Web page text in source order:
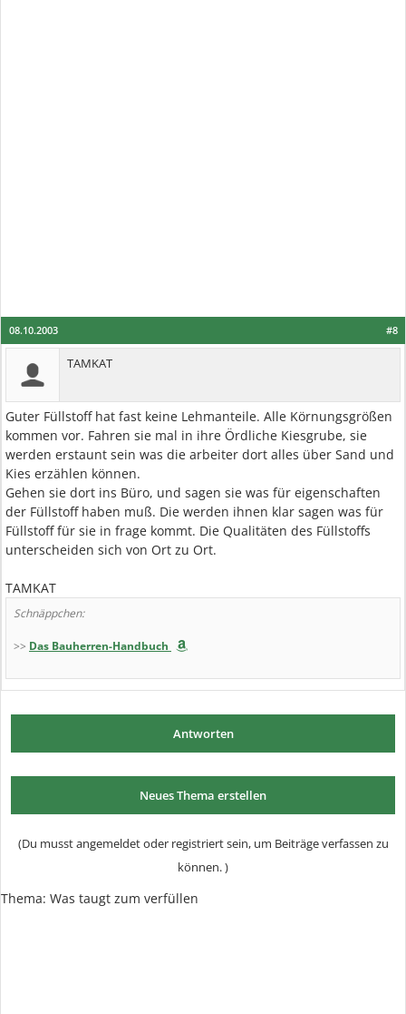
#8
08.10.2003
TAMKAT
Guter Füllstoff hat fast keine Lehmanteile. Alle Körnungsgrößen
kommen vor. Fahren sie mal in ihre Ördliche Kiesgrube, sie
werden erstaunt sein was die arbeiter dort alles über Sand und
Kies erzählen können.
Gehen sie dort ins Büro, und sagen sie was für eigenschaften
der Füllstoff haben muß. Die werden ihnen klar sagen was für
Füllstoff für sie in frage kommt. Die Qualitäten des Füllstoffs
unterscheiden sich von Ort zu Ort.
TAMKAT
Schnäppchen:
>> Das Bauherren-Handbuch
Antworten
Neues Thema erstellen
(Du musst angemeldet oder registriert sein, um Beiträge verfassen zu
können. )
Thema: Was taugt zum verfüllen